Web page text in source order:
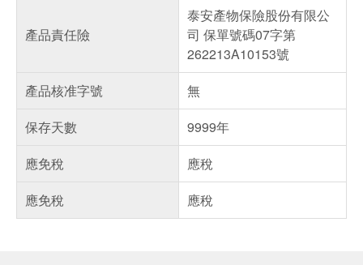
產品責任險
泰安產物保險股份有限公
司 保單號碼07字第
262213A10153號
產品核准字號
無
保存天數
9999年
應免稅
應稅
應免稅
應稅